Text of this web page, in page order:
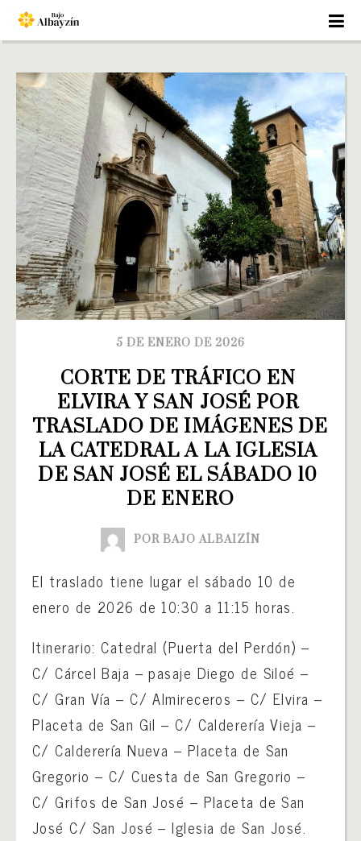
5 DE ENERO DE 2026
CORTE DE TRÁFICO EN
ELVIRA Y SAN JOSÉ POR
TRASLADO DE IMÁGENES DE
LA CATEDRAL A LA IGLESIA
DE SAN JOSÉ EL SÁBADO 10
DE ENERO
POR BAJO ALBAIZÍN
El traslado tiene lugar el sábado 10 de
enero de 2026 de 10:30 a 11:15 horas.
Itinerario: Catedral (Puerta del Perdón) –
C/ Cárcel Baja – pasaje Diego de Siloé –
C/ Gran Vía – C/ Almireceros – C/ Elvira –
Placeta de San Gil – C/ Calderería Vieja –
C/ Calderería Nueva – Placeta de San
Gregorio – C/ Cuesta de San Gregorio –
C/ Grifos de San José – Placeta de San
José C/ San José – Iglesia de San José.